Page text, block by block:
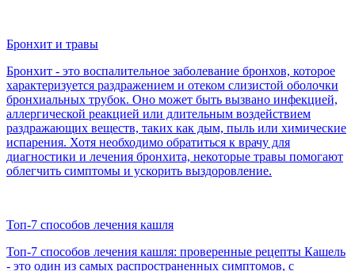
Бронхит и травы
Бронхит - это воспалительное заболевание бронхов, которое
характеризуется раздражением и отеком слизистой оболочки
бронхиальных трубок. Оно может быть вызвано инфекцией,
аллергической реакцией или длительным воздействием
раздражающих веществ, таких как дым, пыль или химические
испарения. Хотя необходимо обратиться к врачу для
диагностики и лечения бронхита, некоторые травы помогают
облегчить симптомы и ускорить выздоровление.
Топ-7 способов лечения кашля
Топ-7 способов лечения кашля: проверенные рецепты Кашель
- это один из самых распространенных симптомов, с